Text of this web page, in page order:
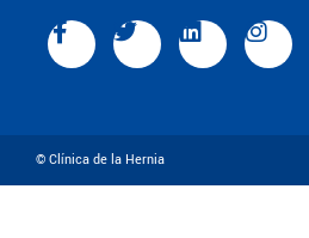
© Clínica de la Hernia